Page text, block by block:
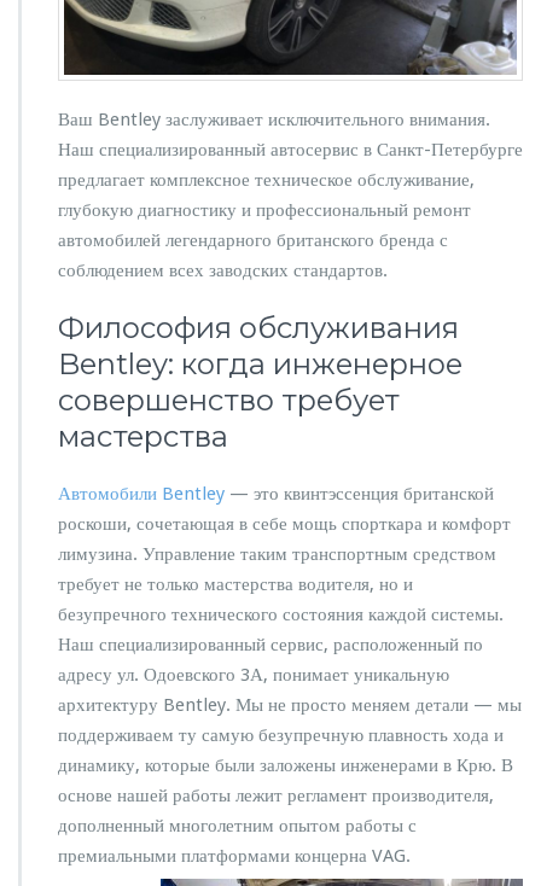
о
о
б
с
у
ж
и
а
н
и
е
и
м
н
т
B
e
t
l
e
y
С
а
н
к
т
Ваш Bentley заслуживает исключительного внимания.
Наш специализированный автосервис в Санкт-Петербурге
предлагает комплексное техническое обслуживание,
глубокую диагностику и профессиональный ремонт
автомобилей легендарного британского бренда с
соблюдением всех заводских стандартов.
Философия обслуживания
Bentley: когда инженерное
совершенство требует
мастерства
Автомобили Bentley — это квинтэссенция британской
роскоши, сочетающая в себе мощь спорткара и комфорт
лимузина. Управление таким транспортным средством
требует не только мастерства водителя, но и
безупречного технического состояния каждой системы.
Наш специализированный сервис, расположенный по
адресу ул. Одоевского 3А, понимает уникальную
архитектуру Bentley. Мы не просто меняем детали — мы
поддерживаем ту самую безупречную плавность хода и
динамику, которые были заложены инженерами в Крю. В
основе нашей работы лежит регламент производителя,
дополненный многолетним опытом работы с
премиальными платформами концерна VAG.